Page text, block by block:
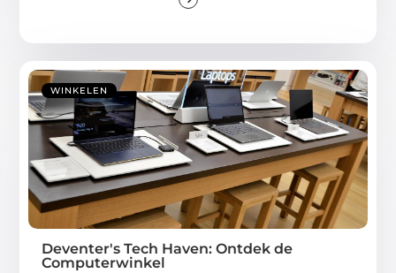
WINKELEN
Deventer's Tech Haven: Ontdek de
Computerwinkel